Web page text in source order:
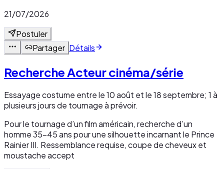
21/07/2026
Postuler
Partager Détails
Recherche Acteur cinéma/série
Essayage costume entre le 10 août et le 18 septembre; 1 à
plusieurs jours de tournage à prévoir.
Pour le tournage d’un film américain, recherche d’un
homme 35-45 ans pour une silhouette incarnant le Prince
Rainier III. Ressemblance requise, coupe de cheveux et
moustache accept